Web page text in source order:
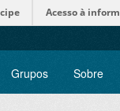
Acesso à
Grupos Sobre